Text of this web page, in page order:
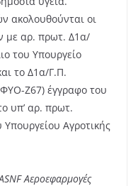
ακολουθούνται οι
με αρ. πρωτ. Δ1α/
του Υπουργείο
το Δ1α/Γ.Π.
Ζ67) έγγραφο του
υπ’ αρ. πρωτ.
Αγροτικής
Αεροεφαρμογές